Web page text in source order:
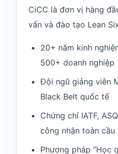
CiCC là đơn vị hàng
vấn và đào tạo Lean
20+ năm kinh
500+ doanh nghiệp
Đội ngũ giảng viên
Black Belt quốc tế
Chứng chỉ IATF,
công nhận toàn cầu
Phương pháp “Học